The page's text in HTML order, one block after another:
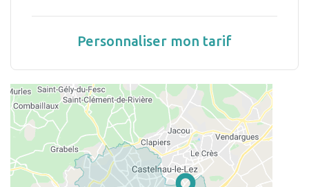
Personnaliser mon tarif